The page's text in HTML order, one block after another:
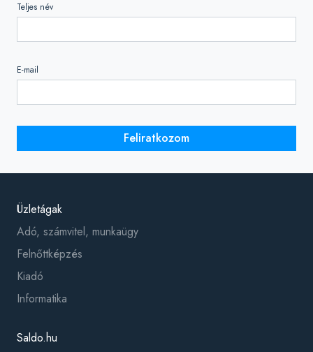
Teljes név
E-mail
Feliratkozom
Üzletágak
Adó, számvitel, munkaügy
Felnőttképzés
Kiadó
Informatika
Saldo.hu